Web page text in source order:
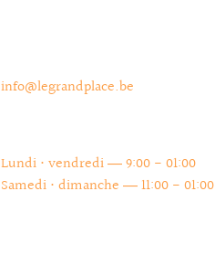
info@legrandplace.be
Lundi • vendredi ― 9:00 - 01:00
Samedi • dimanche ― 11:00 - 01:00